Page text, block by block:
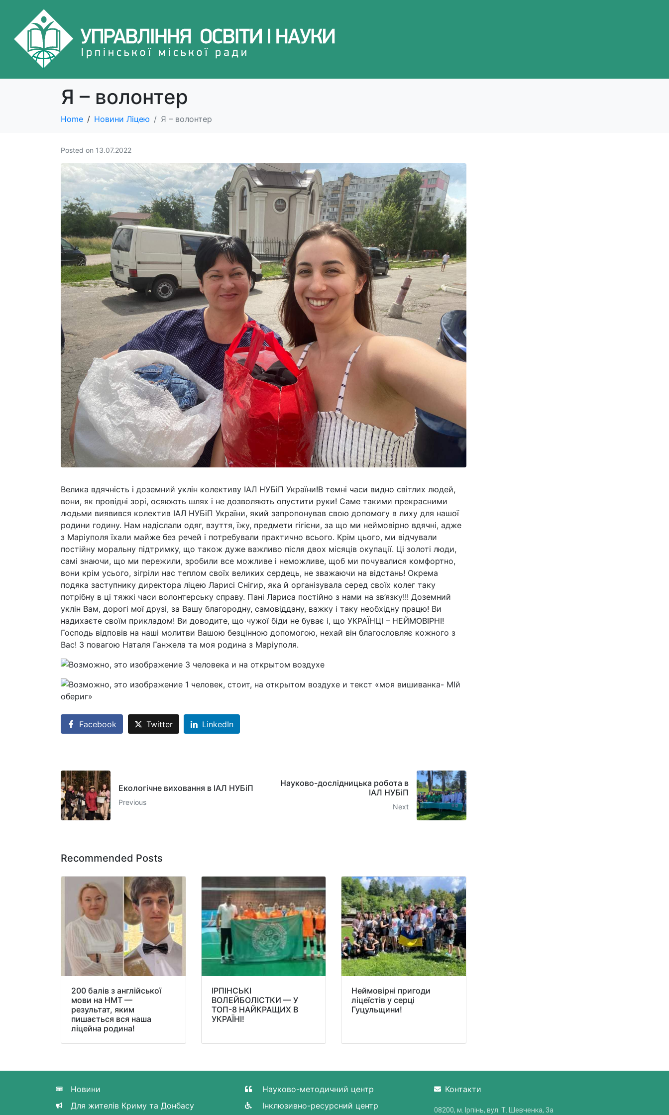
Я – волонтер
Home Новини Ліцею Я – волонтер
Posted on 13.07.2022
Велика вдячність і доземний уклін колективу ІАЛ НУБіП України!В темні часи видно світлих людей,
вони, як провідні зорі, осяюють шлях і не дозволяють опустити руки! Саме такими прекрасними
людьми виявився колектив ІАЛ НУБіП України, який запропонував свою допомогу в лиху для нашої
родини годину. Нам надіслали одяг, взуття, їжу, предмети гігієни, за що ми неймовірно вдячні, адже
з Маріуполя їхали майже без речей і потребували практично всього. Крім цього, ми відчували
постійну моральну підтримку, що також дуже важливо після двох місяців окупації. Ці золоті люди,
самі знаючи, що ми пережили, зробили все можливе і неможливе, щоб ми почувалися комфортно,
вони крім усього, зігріли нас теплом своїх великих сердець, не зважаючи на відстань! Окрема
подяка заступнику директора ліцею Ларисі Снігир, яка й організувала серед своїх колег таку
потрібну в ці тяжкі часи волонтерську справу. Пані Лариса постійно з нами на зв’язку!!! Доземний
уклін Вам, дорогі мої друзі, за Вашу благородну, самовіддану, важку і таку необхідну працю! Ви
надихаєте своїм прикладом! Ви доводите, що чужої біди не буває і, що УКРАЇНЦІ – НЕЙМОВІРНІ!
Господь відповів на наші молитви Вашою безцінною допомогою, нехай він благословляє кожного з
Вас! З повагою Наталя Ганжела та моя родина з Маріуполя.
Facebook Twitter LinkedIn
Екологічне виховання в ІАЛ НУБіП
Previous
Науково-дослідницька робота в
ІАЛ НУБіП
Next
Recommended Posts
200 балів з англійської
мови на НМТ —
результат, яким
пишається вся наша
ліцейна родина!
ІРПІНСЬКІ
ВОЛЕЙБОЛІСТКИ — У
ТОП-8 НАЙКРАЩИХ В
УКРАЇНІ!
Неймовірні пригоди
ліцеїстів у серці
Гуцульщини!
Новини
Для жителів Криму та Донбасу
Науково-методичний центр
Інклюзивно-ресурсний центр
Контакти
08200, м. Ірпінь, вул. Т. Шевченка, 3a